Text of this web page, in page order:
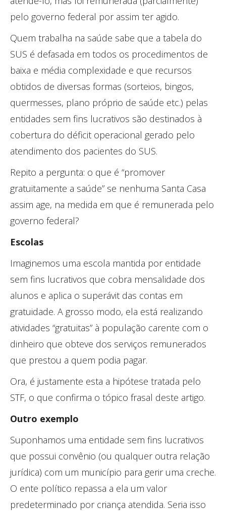
pelo governo federal por assim ter agido.
Quem trabalha na saúde sabe que a tabela do
SUS é defasada em todos os procedimentos de
baixa e média complexidade e que recursos
obtidos de diversas formas (sorteios, bingos,
quermesses, plano próprio de saúde etc.) pelas
entidades sem fins lucrativos são destinados à
cobertura do déficit operacional gerado pelo
atendimento dos pacientes do SUS.
Repito a pergunta: o que é “promover
gratuitamente a saúde” se nenhuma Santa Casa
assim age, na medida em que é remunerada pelo
governo federal?
Escolas
Imaginemos uma escola mantida por entidade
sem fins lucrativos que cobra mensalidade dos
alunos e aplica o superávit das contas em
gratuidade. A grosso modo, ela está realizando
atividades “gratuitas” à população carente com o
dinheiro que obteve dos serviços remunerados
que prestou a quem podia pagar.
Ora, é justamente esta a hipótese tratada pelo
STF, o que confirma o tópico frasal deste artigo.
Outro exemplo
Suponhamos uma entidade sem fins lucrativos
que possui convênio (ou qualquer outra relação
jurídica) com um município para gerir uma creche.
O ente político repassa a ela um valor
predeterminado por criança atendida. Seria isso